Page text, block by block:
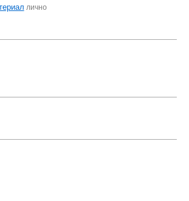
лично